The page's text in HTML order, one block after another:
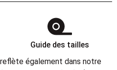
Guide des tailles
également dans notre